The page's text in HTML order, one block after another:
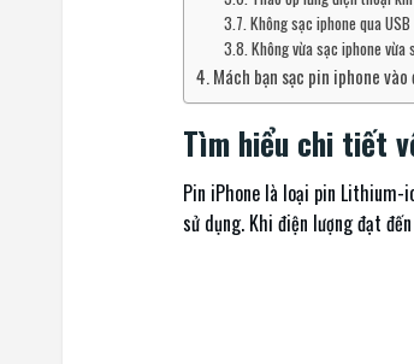
Không sạc iphone qua USB
Không vừa sạc iphone vừa
Mách bạn sạc pin iphone vào
Tìm hiểu chi tiết
Pin iPhone là loại pin
sử dụng. Khi điện lượng đạt